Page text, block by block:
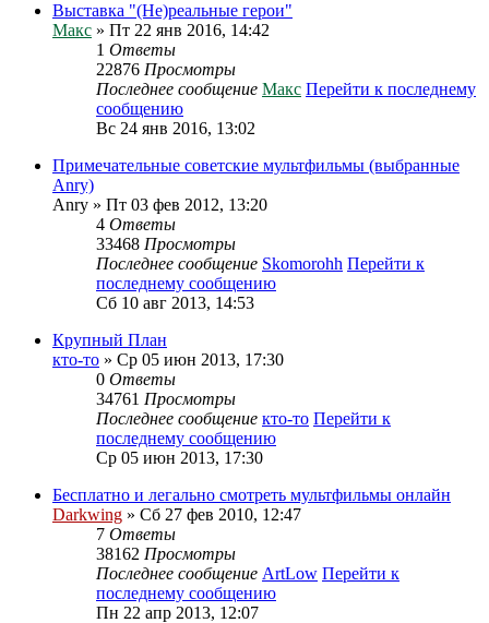
Выставка "(Не)реальные герои"
Макс » Пт 22 янв 2016, 14:42
1 Ответы
22876 Просмотры
Последнее сообщение Макс Перейти к последнему
сообщению
Вс 24 янв 2016, 13:02
Примечательные советские мультфильмы (выбранные
Anry)
Anry » Пт 03 фев 2012, 13:20
4 Ответы
33468 Просмотры
Последнее сообщение Skomorohh Перейти к
последнему сообщению
Сб 10 авг 2013, 14:53
Крупный План
кто-то » Ср 05 июн 2013, 17:30
0 Ответы
34761 Просмотры
Последнее сообщение кто-то Перейти к
последнему сообщению
Ср 05 июн 2013, 17:30
Бесплатно и легально смотреть мультфильмы онлайн
Darkwing » Сб 27 фев 2010, 12:47
7 Ответы
38162 Просмотры
Последнее сообщение ArtLow Перейти к
последнему сообщению
Пн 22 апр 2013, 12:07